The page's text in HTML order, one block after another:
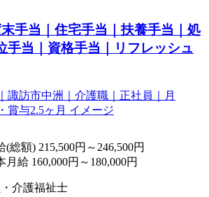
手当｜住宅手当｜扶養手当｜処
手当｜資格手当｜リフレッシュ
(総額) 215,500円～246,500円
月給 160,000円～180,000円
介護福祉士